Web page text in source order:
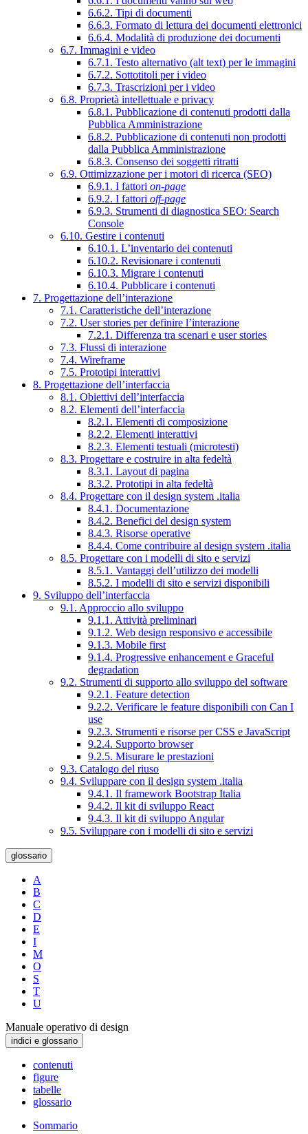
6.6.2. Tipi di documenti
6.6.3. Formato di lettura dei documenti elettronici
6.6.4. Modalità di produzione dei documenti
6.7. Immagini e video
6.7.1. Testo alternativo (alt text) per le immagini
6.7.2. Sottotitoli per i video
6.7.3. Trascrizioni per i video
6.8. Proprietà intellettuale e privacy
6.8.1. Pubblicazione di contenuti prodotti dalla
Pubblica Amministrazione
6.8.2. Pubblicazione di contenuti non prodotti
dalla Pubblica Amministrazione
6.8.3. Consenso dei soggetti ritratti
6.9. Ottimizzazione per i motori di ricerca (SEO)
6.9.1. I fattori on-page
6.9.2. I fattori off-page
6.9.3. Strumenti di diagnostica SEO: Search
Console
6.10. Gestire i contenuti
6.10.1. L’inventario dei contenuti
6.10.2. Revisionare i contenuti
6.10.3. Migrare i contenuti
6.10.4. Pubblicare i contenuti
7. Progettazione dell’interazione
7.1. Caratteristiche dell’interazione
7.2. User stories per definire l’interazione
7.2.1. Differenza tra scenari e user stories
7.3. Flussi di interazione
7.4. Wireframe
7.5. Prototipi interattivi
8. Progettazione dell’interfaccia
8.1. Obiettivi dell’interfaccia
8.2. Elementi dell’interfaccia
8.2.1. Elementi di composizione
8.2.2. Elementi interattivi
8.2.3. Elementi testuali (microtesti)
8.3. Progettare e costruire in alta fedeltà
8.3.1. Layout di pagina
8.3.2. Prototipi in alta fedeltà
8.4. Progettare con il design system .italia
8.4.1. Documentazione
8.4.2. Benefici del design system
8.4.3. Risorse operative
8.4.4. Come contribuire al design system .italia
8.5. Progettare con i modelli di sito e servizi
8.5.1. Vantaggi dell’utilizzo dei modelli
8.5.2. I modelli di sito e servizi disponibili
9. Sviluppo dell’interfaccia
9.1. Approccio allo sviluppo
9.1.1. Attività preliminari
9.1.2. Web design responsivo e accessibile
9.1.3. Mobile first
9.1.4. Progressive enhancement e Graceful
degradation
9.2. Strumenti di supporto allo sviluppo del software
9.2.1. Feature detection
9.2.2. Verificare le feature disponibili con Can I
use
9.2.3. Strumenti e risorse per CSS e JavaScript
9.2.4. Supporto browser
9.2.5. Misurare le prestazioni
9.3. Catalogo del riuso
9.4. Sviluppare con il design system .italia
9.4.1. Il framework Bootstrap Italia
9.4.2. Il kit di sviluppo React
9.4.3. Il kit di sviluppo Angular
9.5. Sviluppare con i modelli di sito e servizi
glossario
A
B
C
D
E
I
M
O
S
T
U
Manuale operativo di design
indici e glossario
contenuti
figure
tabelle
glossario
Sommario